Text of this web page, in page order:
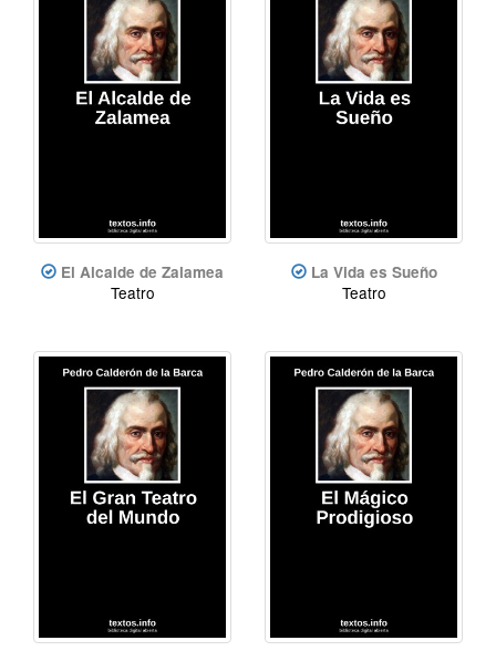
El Alcalde de Zalamea
Teatro
La Vida es Sueño
Teatro